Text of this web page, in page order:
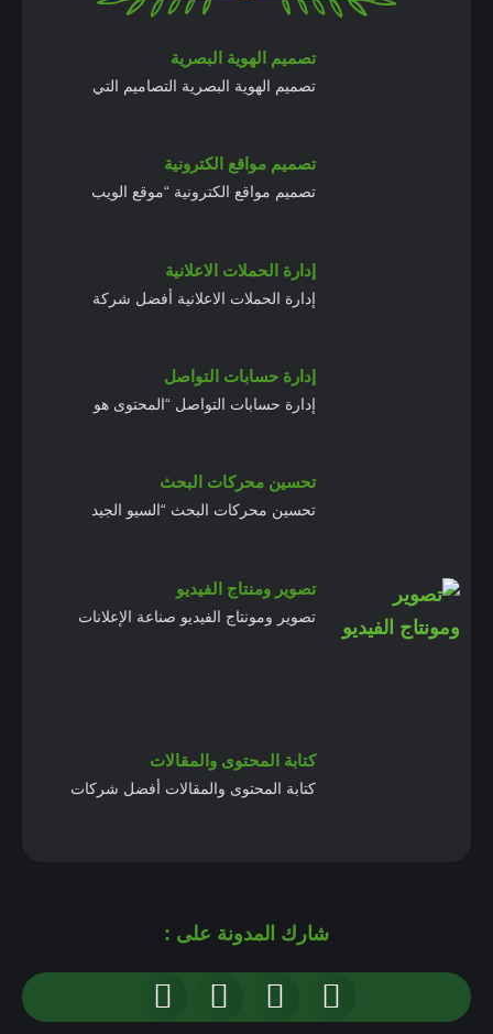
تصميم الهوية البصرية
تصميم الهوية البصرية التصاميم التي
تصميم مواقع الكترونية
تصميم مواقع الكترونية “موقع الويب
إدارة الحملات الاعلانية
إدارة الحملات الاعلانية أفضل شركة
إدارة حسابات التواصل
إدارة حسابات التواصل “المحتوى هو
تحسين محركات البحث
تحسين محركات البحث “السيو الجيد
تصوير ومنتاج الفيديو
تصوير ومونتاج الفيديو صناعة الإعلانات
كتابة المحتوى والمقالات
كتابة المحتوى والمقالات أفضل شركات
شارك المدونة على :